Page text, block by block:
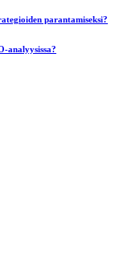
parantamiseksi?
analyysissa?